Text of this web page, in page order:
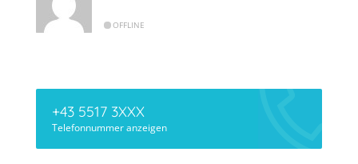
OFFLINE
+43 5517 3XXX
Telefonnummer anzeigen